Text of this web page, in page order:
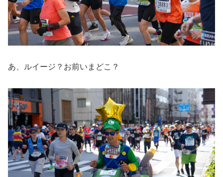
あ、ルイージ？お前いまどこ？